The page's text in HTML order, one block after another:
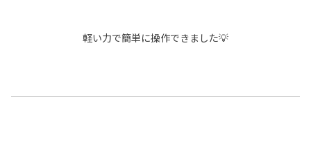
軽い力で簡単に操作できました💡